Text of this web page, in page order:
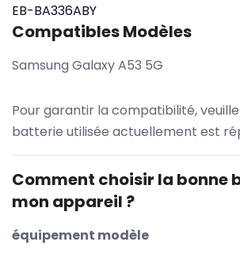
EB-BA336ABY
Compatibles Modèles
Samsung Galaxy A53 5G
Pour garantir la compatibilité,
batterie utilisée actuellement est
Comment choisir la bonne
mon appareil ?
équipement modèle